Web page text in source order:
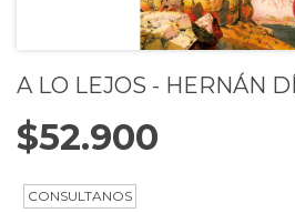
A LO LEJOS - HERNÁN
$52.900